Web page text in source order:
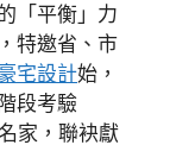
「平衡」力
特邀省、市
宅設計始，
段考驗
家，聯袂獻